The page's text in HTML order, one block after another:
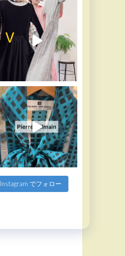
Instagram でフォロー